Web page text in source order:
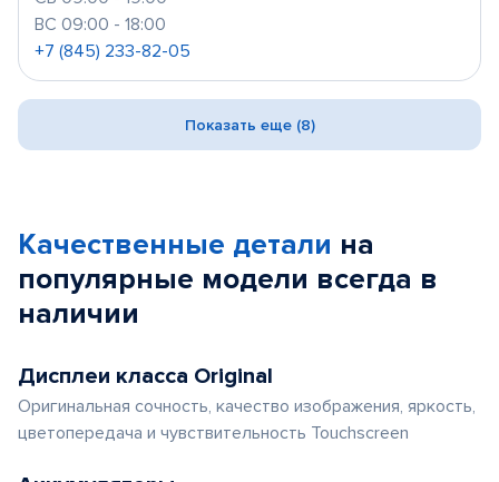
ВС 09:00 - 18:00
+7 (845) 233-82-05
Показать еще (8)
Качественные детали на
популярные модели всегда в
наличии
Дисплеи класса Original
Оригинальная сочность, качество изображения, яркость,
цветопередача и чувствительность Touchscreen